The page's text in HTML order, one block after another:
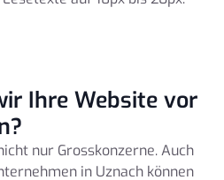
Ihre Website vor
nur Grosskonzerne. Auch
in Uznach können